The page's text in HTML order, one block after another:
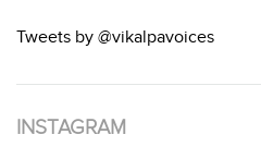
Tweets by @vikalpavoices
INSTAGRAM